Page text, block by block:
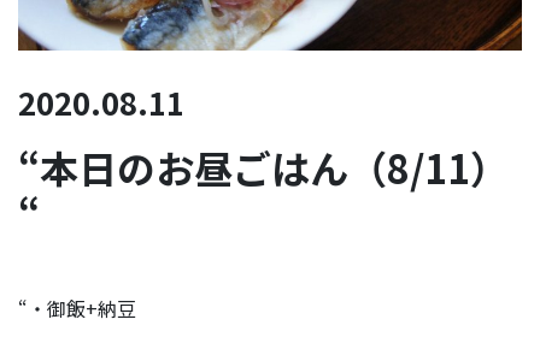
2020.08.11
“本日のお昼ごはん（8/11）
“
“・御飯+納豆